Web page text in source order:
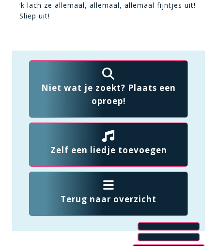
‘k lach ze allemaal, allemaal, allemaal fijntjes uit!
Sliep uit!
Niet wat je zoekt? Plaats een
oproep!
Zelf een liedje toevoegen
Terug naar overzicht